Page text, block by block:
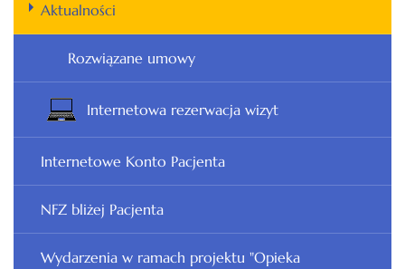
Aktualności
Rozwiązane umowy
Internetowa rezerwacja wizyt
Internetowe Konto Pacjenta
NFZ bliżej Pacjenta
Wydarzenia w ramach projektu "Opieka